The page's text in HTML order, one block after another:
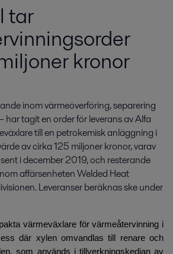
tar
kronor
inom värmeöverföring, separering
har tagit en order för leverans av Alfa
till en petrokemisk anläggning i
av cirka 125 miljoner kronor, varav
i december 2019, och resterande
affärsenheten Welded Heat
Leveranser beräknas ske under
värmeväxlare för värmeåtervinning i
där xylen omvandlas till renare och
som används i tillverkningskedjan av